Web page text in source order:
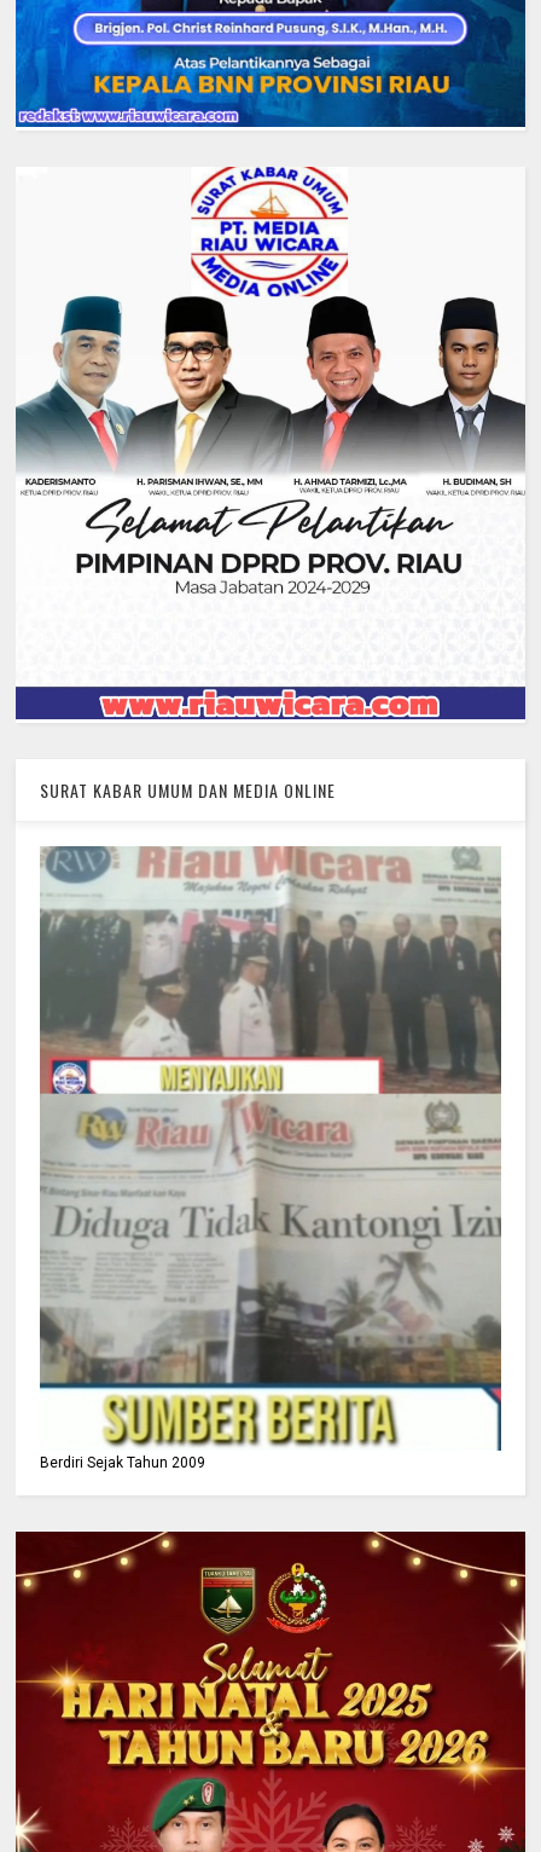
SURAT KABAR UMUM DAN MEDIA ONLINE
Berdiri Sejak Tahun 2009